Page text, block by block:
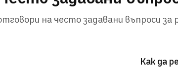
на често задавани въпроси за
Как да